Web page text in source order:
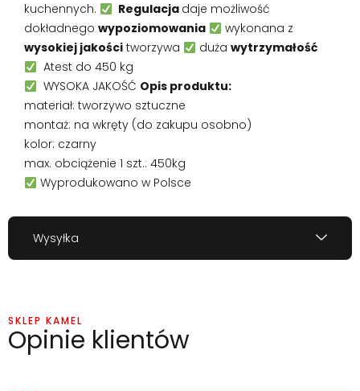
kuchennych.
Regulacja daje możliwość
dokładnego wypoziomowania
wykonana z
wysokiej jakości tworzywa duża wytrzymałość
Atest do 450 kg
WYSOKA JAKOŚĆ Opis produktu:
materiał: tworzywo sztuczne
montaż: na wkręty (do zakupu osobno)
kolor: czarny
max. obciążenie 1 szt.: 450kg
Wyprodukowano w Polsce
Wysyłka
SKLEP KAMEL
Opinie klientów